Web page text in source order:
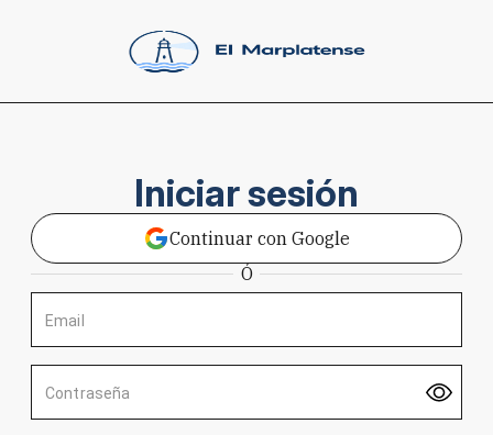
Iniciar sesión
Continuar con Google
Ó
Email
Contraseña